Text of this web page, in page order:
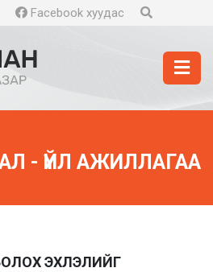
Facebook хуудас
- ҮЙЛ АЖИЛЛАГАА
ЭХЛЭЛИЙГ